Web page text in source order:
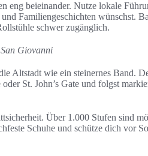
eng beieinander. Nutze lokale
Familiengeschichten wünschst.
schwer zugänglich.
Giovanni
Altstadt wie ein steinernes Band.
St. John’s Gate und folgst
Über 1.000 Stufen sind
Schuhe und schütze dich vor